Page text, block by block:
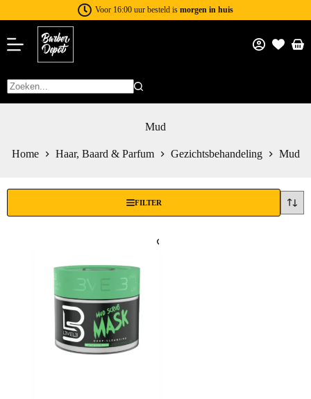
Voor 16:00 uur besteld is morgen in huis
Mud
Home Haar, Baard & Parfum Gezichtsbehandeling Mud
FILTER